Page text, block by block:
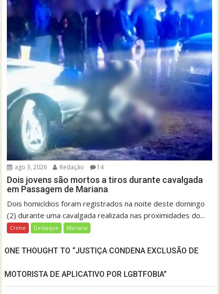
ago 3, 2026 Redação 14
Dois jovens são mortos a tiros durante cavalgada
em Passagem de Mariana
Dois homicídios foram registrados na noite deste domingo
(2) durante uma cavalgada realizada nas proximidades do...
Crime Destaque Mariana
ONE THOUGHT TO “JUSTIÇA CONDENA EXCLUSÃO DE
MOTORISTA DE APLICATIVO POR LGBTFOBIA”